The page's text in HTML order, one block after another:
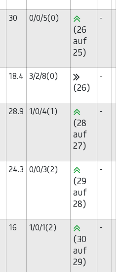
30 0/0/5(0)
(26
auf
25)
-
18.4 3/2/8(0)
(26)
-
28.9 1/0/4(1)
(28
auf
27)
-
24.3 0/0/3(2)
(29
auf
28)
-
16 1/0/1(2)
(30
auf
29)
-